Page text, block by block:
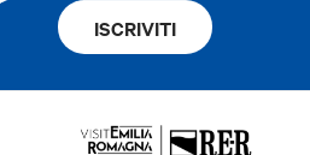
ISCRIVITI